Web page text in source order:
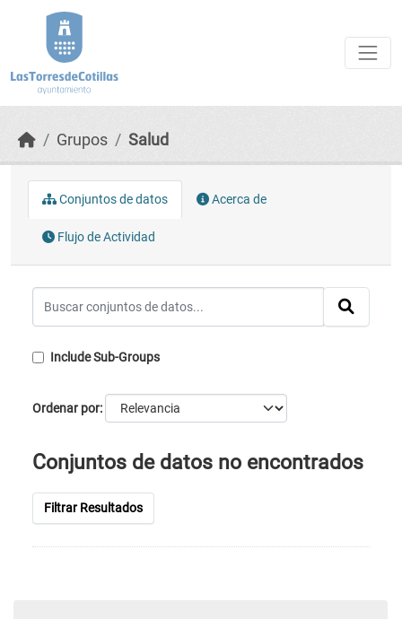
Grupos Salud
Conjuntos de datos Acerca de
Flujo de Actividad
Include Sub-Groups
Ordenar por
Conjuntos de datos no encontrados
Filtrar Resultados